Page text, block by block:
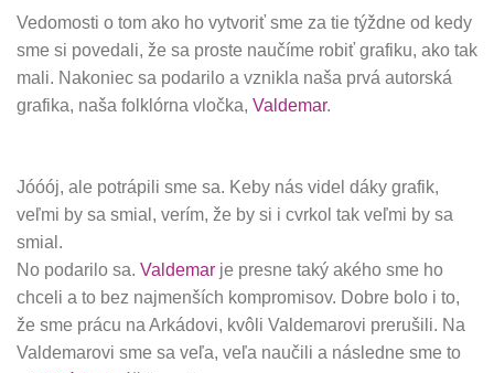
Vedomosti o tom ako ho vytvoriť sme za tie týždne od kedy
sme si povedali, že sa proste naučíme robiť grafiku, ako tak
mali. Nakoniec sa podarilo a vznikla naša prvá autorská
grafika, naša folklórna vločka, Valdemar.
Jóóój, ale potrápili sme sa. Keby nás videl dáky grafik,
veľmi by sa smial, verím, že by si i cvrkol tak veľmi by sa
smial.
No podarilo sa. Valdemar je presne taký akého sme ho
chceli a to bez najmenších kompromisov. Dobre bolo i to,
že sme prácu na Arkádovi, kvôli Valdemarovi prerušili. Na
Valdemarovi sme sa veľa, veľa naučili a následne sme to